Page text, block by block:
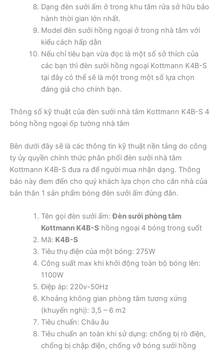
Dạng đèn sưởi ấm ở trong khu tắm rửa sở hữu bảo
hành thời gian lớn nhất.
Model đèn sưởi hồng ngoại ở trong nhà tắm với
kiểu cách hấp dẫn
Nếu chỉ tiêu bạn vừa đọc là một số sở thích của
các bạn thì đèn sưởi hồng ngoại Kottmann K4B-S
tại đây có thể sẽ là một trong một số lựa chọn
đáng giá cho chính bạn.
Thông số kỹ thuật của đèn sưởi nhà tắm Kottmann K4B-S 4
bóng hồng ngoại ốp tường nhà tắm
Bên dưới đây sẽ là các thông tin kỹ thuật nền tảng do công
ty ủy quyền chính thức phân phối đèn sưởi nhà tắm
Kottmann K4B-S đưa ra để người mua nhận dạng. Thông
báo này đem đến cho quý khách lựa chọn cho căn nhà của
bản thân 1 sản phẩm bóng đèn sưởi ấm đúng đắn.
Tên gọi đèn sưởi ấm:Đèn sưởi phòng tắm
Kottmann K4B-S hồng ngoại 4 bóng trong suốt
Mã: K4B-S
Tiêu thụ điện của một bóng: 275W
Công suất max khi khởi động toàn bộ bóng lên:
1100W
Điệp áp: 220v-50Hz
Khoảng không gian phòng tắm tương xứng
(khuyến nghị): 3,5 – 6 m2
Tiêu chuẩn: Châu âu
Tiêu chuẩn an toàn khi sử dụng: chống bị rò điện,
chống bị chập điện, chống vỡ bóng sưởi hồng